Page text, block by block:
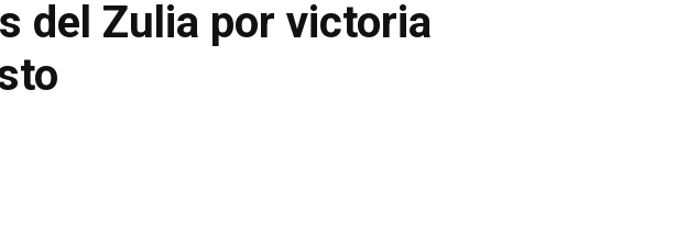
del Zulia por victoria